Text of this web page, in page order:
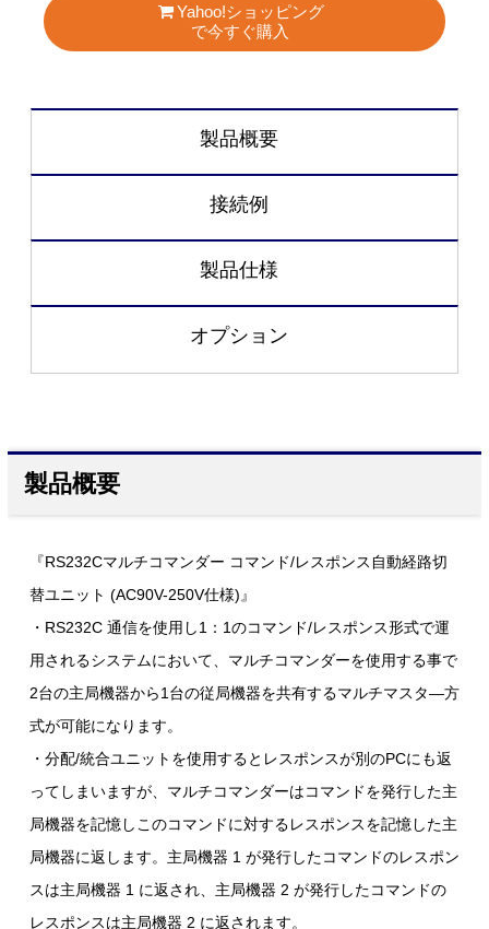
Yahoo!ショッピング
で今すぐ購入
製品概要
接続例
製品仕様
オプション
製品概要
『RS232Cマルチコマンダー コマンド/レスポンス自動経路切
替ユニット (AC90V-250V仕様)』
・RS232C 通信を使用し1：1のコマンド/レスポンス形式で運
用されるシステムにおいて、マルチコマンダーを使用する事で
2台の主局機器から1台の従局機器を共有するマルチマスタ―方
式が可能になります。
・分配/統合ユニットを使用するとレスポンスが別のPCにも返
ってしまいますが、マルチコマンダーはコマンドを発行した主
局機器を記憶しこのコマンドに対するレスポンスを記憶した主
局機器に返します。主局機器 1 が発行したコマンドのレスポン
スは主局機器 1 に返され、主局機器 2 が発行したコマンドの
レスポンスは主局機器 2 に返されます。